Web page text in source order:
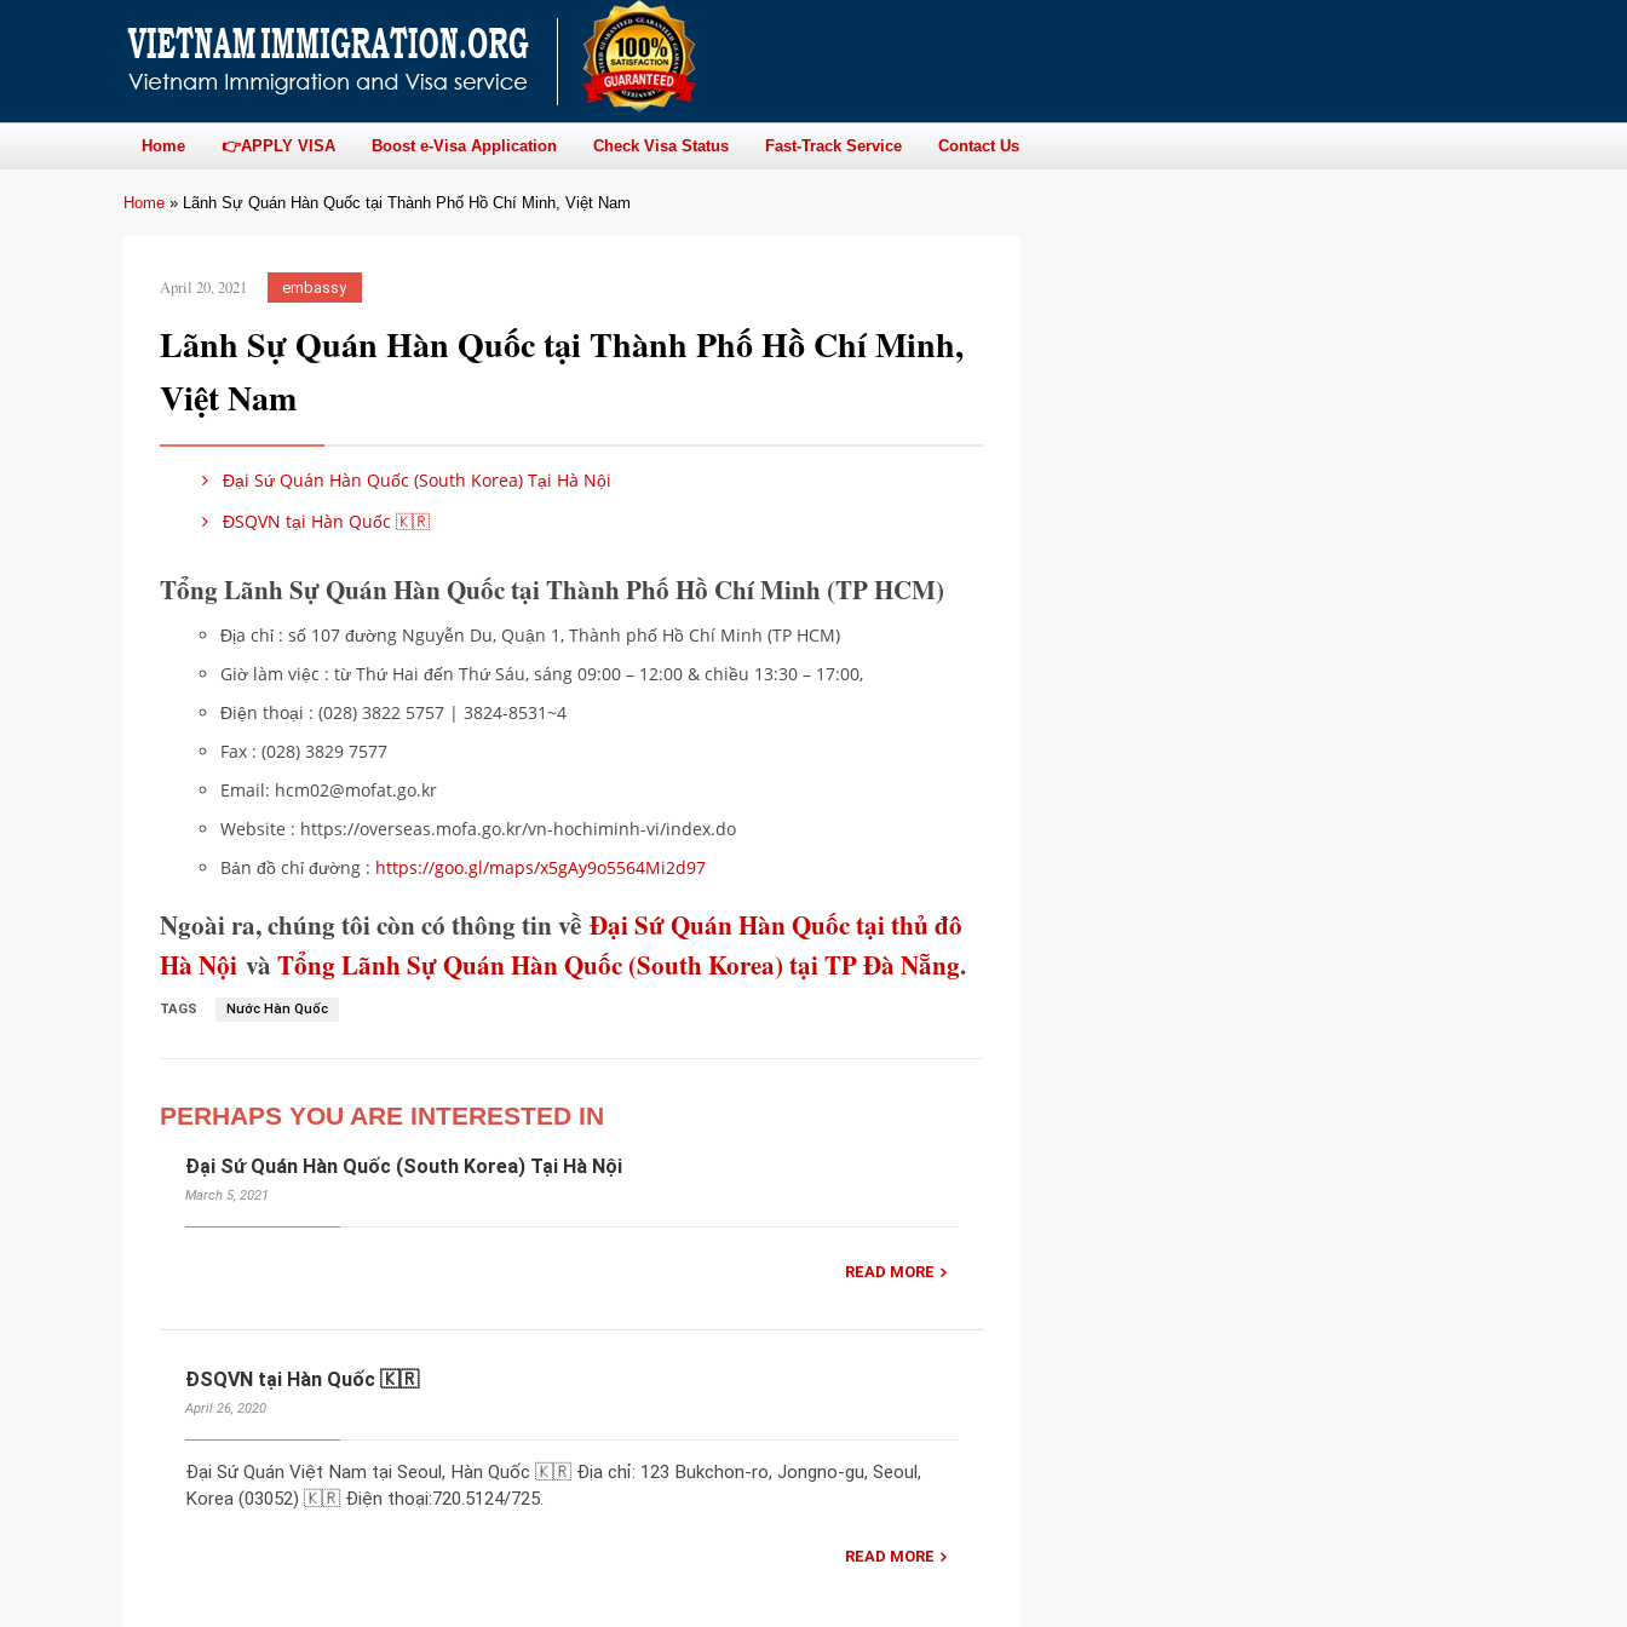
Home 👉APPLY VISA Boost e-Visa Application Check Visa Status Fast-Track Service Contact Us
Home » Lãnh Sự Quán Hàn Quốc tại Thành Phố Hồ Chí Minh, Việt Nam
April 20, 2021 embassy
Lãnh Sự Quán Hàn Quốc tại Thành Phố Hồ Chí Minh,
Việt Nam
Đại Sứ Quán Hàn Quốc (South Korea) Tại Hà Nội
ĐSQVN tại Hàn Quốc 🇰🇷
Tổng Lãnh Sự Quán Hàn Quốc tại Thành Phố Hồ Chí Minh (TP HCM)
Địa chỉ : số 107 đường Nguyễn Du, Quận 1, Thành phố Hồ Chí Minh (TP HCM)
Giờ làm việc : từ Thứ Hai đến Thứ Sáu, sáng 09:00 – 12:00 & chiều 13:30 – 17:00,
Điện thoại : (028) 3822 5757 | 3824-8531~4
Fax : (028) 3829 7577
Email: hcm02@mofat.go.kr
Website : https://overseas.mofa.go.kr/vn-hochiminh-vi/index.do
Bản đồ chỉ đường : https://goo.gl/maps/x5gAy9o5564Mi2d97
Ngoài ra, chúng tôi còn có thông tin về Đại Sứ Quán Hàn Quốc tại thủ đô
Hà Nội và Tổng Lãnh Sự Quán Hàn Quốc (South Korea) tại TP Đà Nẵng.
TAGS Nước Hàn Quốc
PERHAPS YOU ARE INTERESTED IN
Đại Sứ Quán Hàn Quốc (South Korea) Tại Hà Nội
March 5, 2021
READ MORE
ĐSQVN tại Hàn Quốc 🇰🇷
April 26, 2020
Đại Sứ Quán Việt Nam tại Seoul, Hàn Quốc 🇰🇷 Địa chỉ: 123 Bukchon-ro, Jongno-gu, Seoul,
Korea (03052) 🇰🇷 Điện thoại:720.5124/725.
READ MORE